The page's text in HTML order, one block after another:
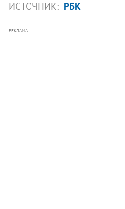
ИСТОЧНИК: РБК
РЕКЛАМА